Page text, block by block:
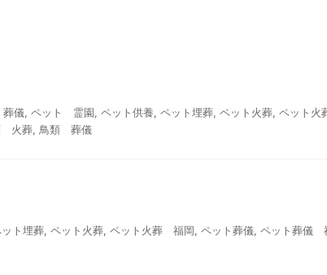
葬儀, ペット 霊園 , ペット供養, ペット埋葬, ペット火葬, ペット
火葬, 鳥類 葬儀
ト埋葬, ペット火葬, ペット火葬 福岡 , ペット葬儀, ペット葬儀